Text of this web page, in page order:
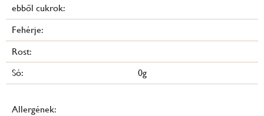
ebből cukrok:
Fehérje:
Rost:
Só:
0g
Allergének: